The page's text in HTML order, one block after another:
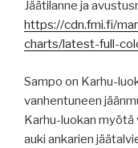
Jäätilanne ja
https://cdn.fmi.fi/
charts/latest-full-
Sampo on Karhu-
vanhentuneen
Karhu-luokan
auki ankarien